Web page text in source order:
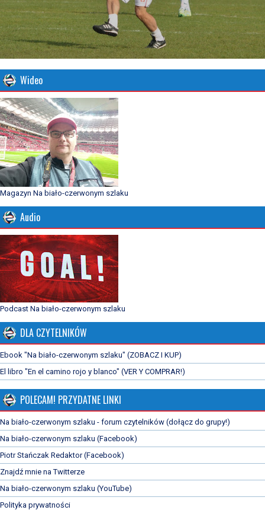
Wideo
Magazyn Na biało-czerwonym szlaku
Audio
Podcast Na biało-czerwonym szlaku
DLA CZYTELNIKÓW
Ebook "Na biało-czerwonym szlaku" (ZOBACZ I KUP)
El libro "En el camino rojo y blanco" (VER Y COMPRAR!)
POLECAM! PRZYDATNE LINKI
Na biało-czerwonym szlaku - forum czytelników (dołącz do grupy!)
Na biało-czerwonym szlaku (Facebook)
Piotr Stańczak Redaktor (Facebook)
Znajdź mnie na Twitterze
Na biało-czerwonym szlaku (YouTube)
Polityka prywatności